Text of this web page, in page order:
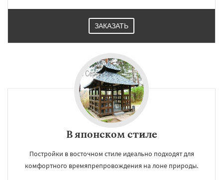
ЗАКАЗАТЬ
В японском стиле
Постройки в восточном стиле идеально подходят для
комфортного времяпрепровождения на лоне природы.